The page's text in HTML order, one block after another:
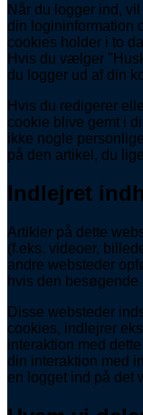
Når du logger ind,
din logininformation
cookies holder i to
Hvis du vælger
du logger ud af din
Hvis du redigerer
cookie blive gemt i
ikke nogle
på den artikel, du
Indlejret
Artikler på dette
(f.eks. videoer,
andre websteder
hvis den
Disse websteder
cookies, indlejrer
interaktion med
din interaktion med
en logget ind på det